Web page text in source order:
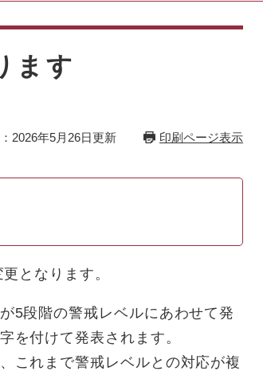
ます
2026年5月26日更新 印刷ページ表示
となります。
5段階の警戒レベルにあわせて発
を付けて発表されます。
これまで警戒レベルとの対応が複